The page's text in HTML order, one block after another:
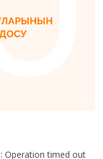
Operation timed out